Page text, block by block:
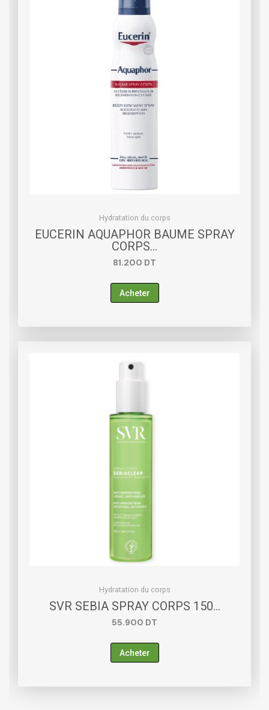
Hydratation du corps
EUCERIN AQUAPHOR BAUME SPRAY
CORPS…
81.200 DT
Acheter
Hydratation du corps
SVR SEBIA SPRAY CORPS 150…
55.900 DT
Acheter